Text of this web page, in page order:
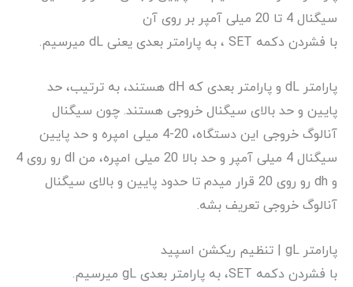
سیگنال 4 تا 20 میلی آمپر بر روی آن
با فشردن دکمه SET ، به پارامتر بعدی یعنی dL میرسیم.
پارامتر dL و پارامتر بعدی که dH هستند، به ترتیب، حد
پایین و حد بالای سیگنال خروجی هستند. چون سیگنال
آنالوگ خروجی این دستگاه، 20-4 میلی امپره و حد پایین
سیگنال 4 میلی آمپر و حد بالا 20 میلی امپره، من dl رو روی 4
و dh رو روی 20 قرار میدم تا حدود پایین و بالای سیگنال
آنالوگ خروجی تعریف بشه.
پارامتر gL | تنظیم ریکشن اسپید
با فشردن دکمه SET، به پارامتر بعدی gL میرسیم.